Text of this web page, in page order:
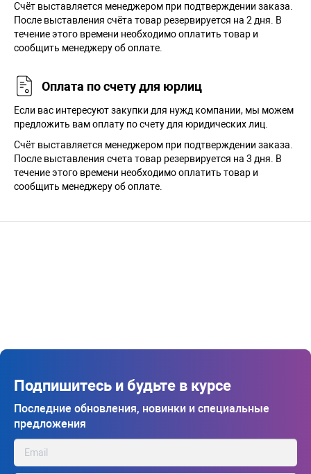
Cчёт выставляется менеджером при подтверждении заказа.
После выставления счёта товар резервируется на 2 дня. В
течение этого времени необходимо оплатить товар и
сообщить менеджеру об оплате.
Оплата по счету для юрлиц
Если вас интересуют закупки для нужд компании, мы можем
предложить вам оплату по счету для юридических лиц.
Счёт выставляется менеджером при подтверждении заказа.
После выставления счета товар резервируется на 3 дня. В
течение этого времени необходимо оплатить товар и
сообщить менеджеру об оплате.
Подпишитесь и будьте в курсе
Последние обновления, новинки и специальные
предложения